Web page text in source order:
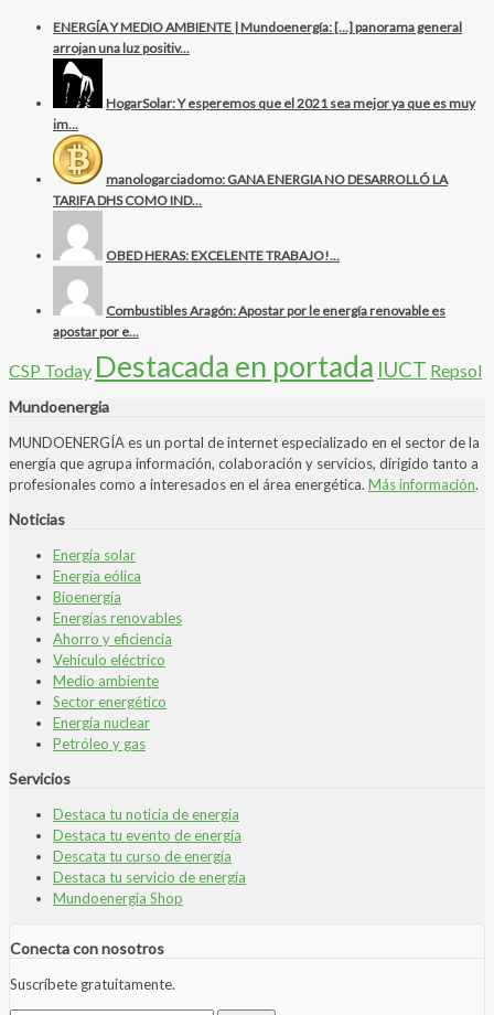
ENERGÍA Y MEDIO AMBIENTE | Mundoenergía: […] panorama general
arrojan una luz positiv...
HogarSolar: Y esperemos que el 2021 sea mejor ya que es muy
im...
manologarciadomo: GANA ENERGIA NO DESARROLLÓ LA
TARIFA DHS COMO IND...
OBED HERAS: EXCELENTE TRABAJO!...
Combustibles Aragón: Apostar por le energía renovable es
apostar por e...
CSP Today Destacada en portada IUCT Repsol
Mundoenergia
MUNDOENERGÍA es un portal de internet especializado en el sector de la
energía que agrupa información, colaboración y servicios, dirigido tanto a
profesionales como a interesados en el área energética. Más información.
Noticias
Energía solar
Energía eólica
Bioenergía
Energías renovables
Ahorro y eficiencia
Vehículo eléctrico
Medio ambiente
Sector energético
Energía nuclear
Petróleo y gas
Servicios
Destaca tu noticia de energía
Destaca tu evento de energía
Descata tu curso de energía
Destaca tu servicio de energía
Mundoenergia Shop
Conecta con nosotros
Suscríbete gratuitamente.